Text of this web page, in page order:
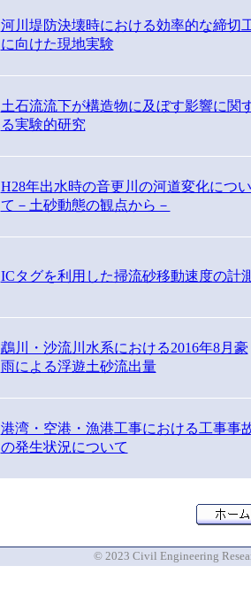
河川堤防決壊時における効率的な締切
に向けた現地実験
土石流流下が構造物に及ぼす影響に関
る実験的研究
H28年出水時の音更川の河道変化につい
て－土砂動態の観点から－
ICタグを利用した掃流砂移動速度の計
鵡川・沙流川水系における2016年8月豪
雨による浮遊土砂流出量
港湾・空港・漁港工事における工事事
の発生状況について
© 2023 Civil Engineering